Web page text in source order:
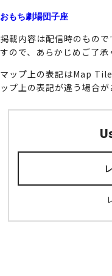
おもち劇場団子座
掲載内容は配信時のもの
すので、あらかじめご了承
マップ上の表記はMap
ップ上の表記が違う場合が